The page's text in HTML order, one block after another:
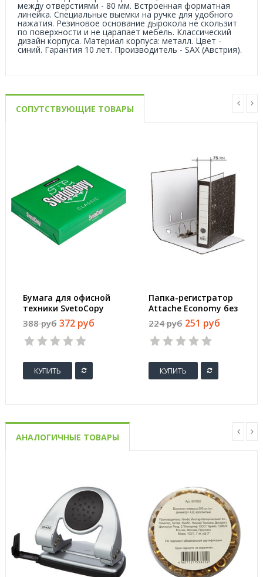
между отверстиями - 80 мм. Встроенная форматная
линейка. Специальные выемки на ручке для удобного
нажатия. Резиновое основание дырокола не скользит
по поверхности и не царапает мебель. Классический
дизайн корпуса. Материал корпуса: металл. Цвет -
синий. Гарантия 10 лет. Производитель - SAX (Австрия).
СОПУТСТВУЮЩИЕ ТОВАРЫ
Бумага для офисной
техники SvetoCopy
(A4, марка C, 80 г/
кв.м, 500 листов)
388 руб 372 руб
КУПИТЬ
Папка-регистратор
Attache Economy без
уголка 75 мм черная
224 руб 251 руб
КУПИТЬ
АНАЛОГИЧНЫЕ ТОВАРЫ